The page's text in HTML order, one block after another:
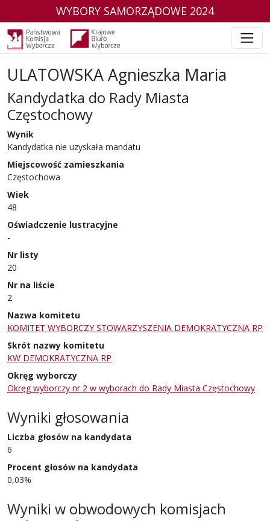
WYBORY SAMORZĄDOWE 2024
ULATOWSKA Agnieszka Maria
Kandydatka do Rady Miasta
Częstochowy
w wyborach samorządowych w 2024 r.
Wynik
Kandydatka nie uzyskała mandatu
Miejscowość zamieszkania
Częstochowa
Wiek
48
Oświadczenie lustracyjne
-
Nr listy
20
Nr na liście
2
Nazwa komitetu
KOMITET WYBORCZY STOWARZYSZENIA DEMOKRATYCZNA RP
Skrót nazwy komitetu
KW DEMOKRATYCZNA RP
Okręg wyborczy
Okręg wyborczy nr 2 w wyborach do Rady Miasta Częstochowy
Wyniki głosowania
Liczba głosów na kandydata
6
Procent głosów na kandydata
0,03%
Wyniki w obwodowych komisjach